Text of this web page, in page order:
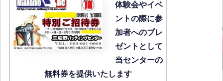
体験会やイベ
ントの際に参
加者へのプレ
ゼントとして
当センターの
無料券を提供いたします